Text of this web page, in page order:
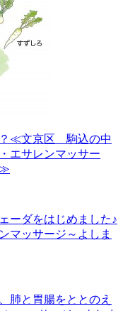
？≪文京区 駒込の中
エサレンマッサー
≫
ーダをはじめました♪
ッサージ～よしま
肺と胃腸をととのえ